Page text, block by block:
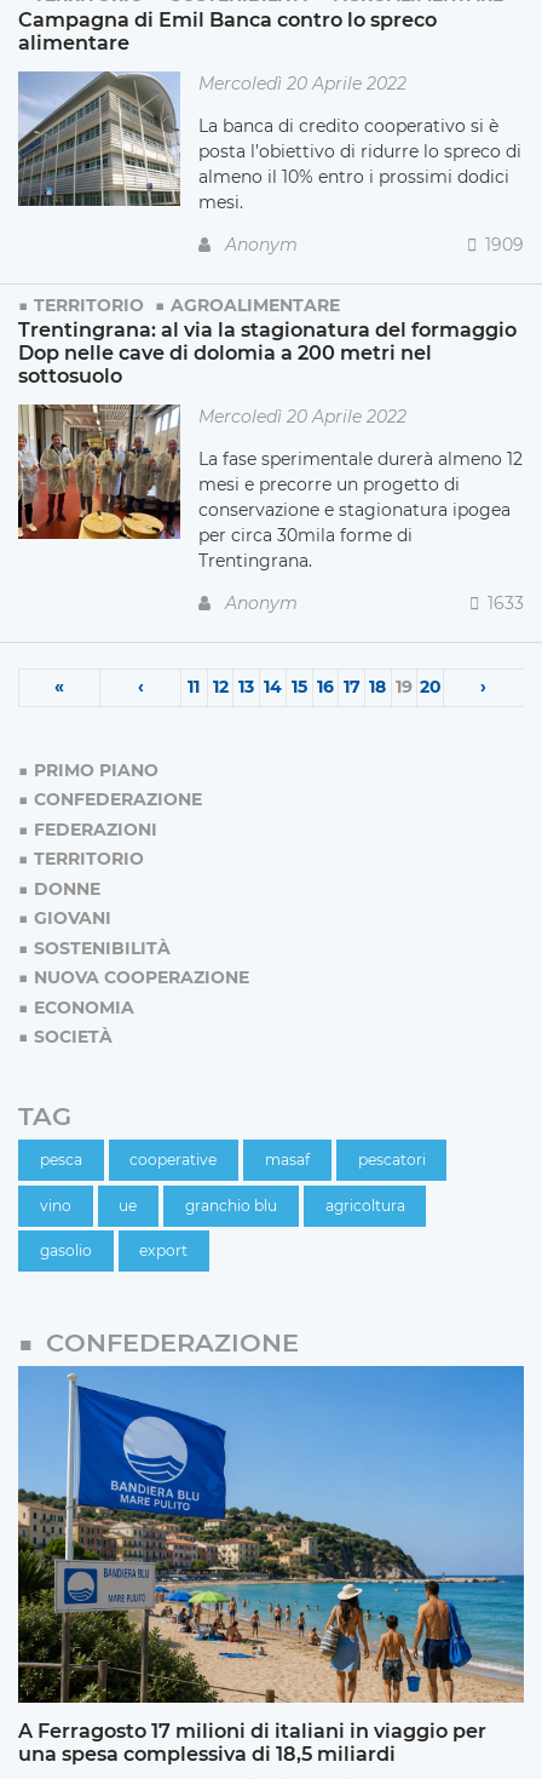
Campagna di Emil Banca contro lo spreco
alimentare
Mercoledì 20 Aprile 2022
La banca di credito cooperativo si è
posta l’obiettivo di ridurre lo spreco di
almeno il 10% entro i prossimi dodici
mesi.
Anonym
1909
TERRITORIO AGROALIMENTARE
Trentingrana: al via la stagionatura del formaggio
Dop nelle cave di dolomia a 200 metri nel
sottosuolo
Mercoledì 20 Aprile 2022
La fase sperimentale durerà almeno 12
mesi e precorre un progetto di
conservazione e stagionatura ipogea
per circa 30mila forme di
Trentingrana.
Anonym
1633
« ‹ 11 12 13 14 15 16 17 18 19 20 ›
PRIMO PIANO
CONFEDERAZIONE
FEDERAZIONI
TERRITORIO
DONNE
GIOVANI
SOSTENIBILITÀ
NUOVA COOPERAZIONE
ECONOMIA
SOCIETÀ
TAG
pesca cooperative masaf pescatori
vino ue granchio blu agricoltura
gasolio export
CONFEDERAZIONE
A Ferragosto 17 milioni di italiani in viaggio per
una spesa complessiva di 18,5 miliardi